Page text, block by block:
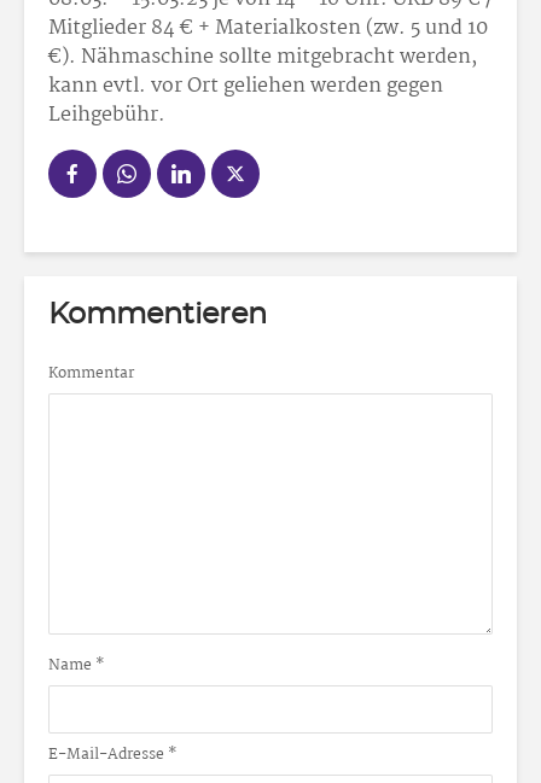
Mitglieder 84 € + Materialkosten (zw. 5 und 10
€). Nähmaschine sollte mitgebracht werden,
kann evtl. vor Ort geliehen werden gegen
Leihgebühr.
Kommentieren
Kommentar
Name *
E-Mail-Adresse *